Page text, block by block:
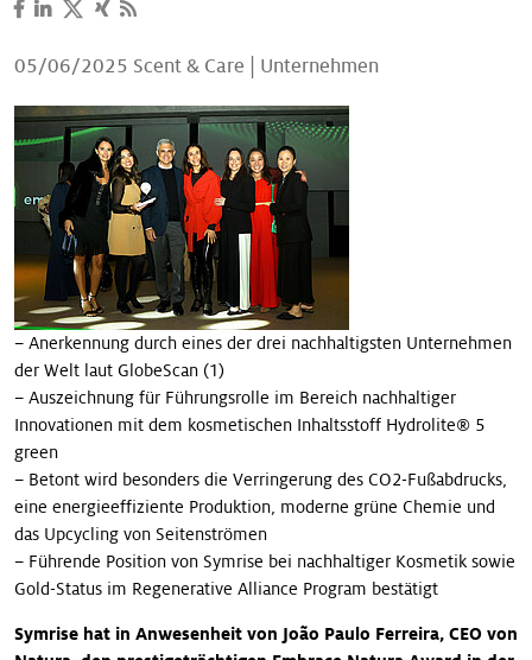
05/06/2025 Scent & Care Unternehmen
– Anerkennung durch eines der drei nachhaltigsten Unternehmen
der Welt laut GlobeScan (1)
– Auszeichnung für Führungsrolle im Bereich nachhaltiger
Innovationen mit dem kosmetischen Inhaltsstoff Hydrolite® 5
green
– Betont wird besonders die Verringerung des CO2-Fußabdrucks,
eine energieeffiziente Produktion, moderne grüne Chemie und
das Upcycling von Seitenströmen
– Führende Position von Symrise bei nachhaltiger Kosmetik sowie
Gold-Status im Regenerative Alliance Program bestätigt
Symrise hat in Anwesenheit von João Paulo Ferreira, CEO von